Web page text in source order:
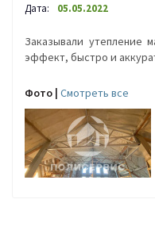
Дата: 05.05.2022
Заказывали утепление
эффект, быстро и
Фото | Cмотреть все